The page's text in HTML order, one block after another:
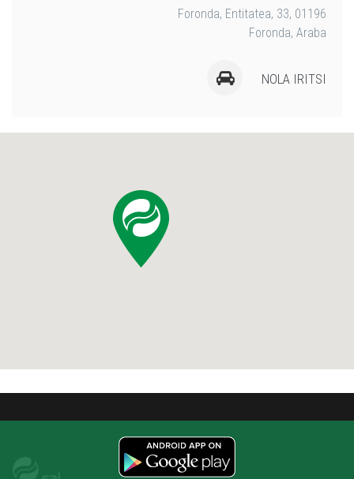
Foronda, Entitatea, 33, 01196
Foronda, Araba
NOLA IRITSI